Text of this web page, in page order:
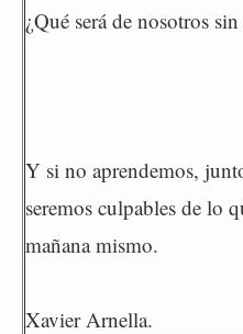
¿Qué será de nosotros
Y si no aprendemos,
seremos culpables de lo
mañana mismo.
Xavier Arnella.